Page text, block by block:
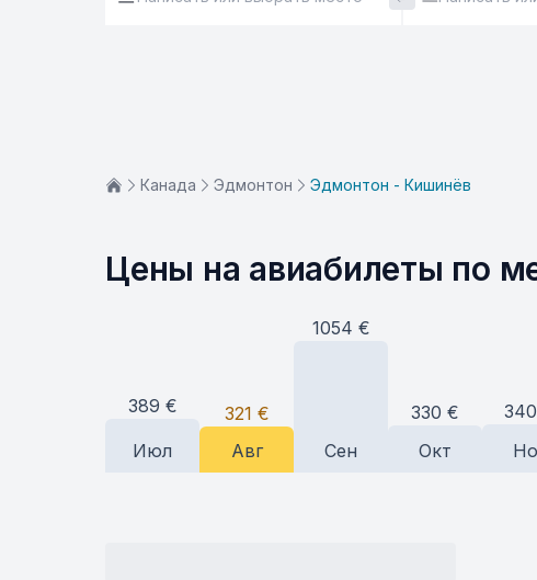
Канада Эдмонтон Эдмонтон - Кишинёв
Цены на авиабилеты по
389 €
Июл
321 €
Авг
1054 €
Сен
330 €
Окт
340